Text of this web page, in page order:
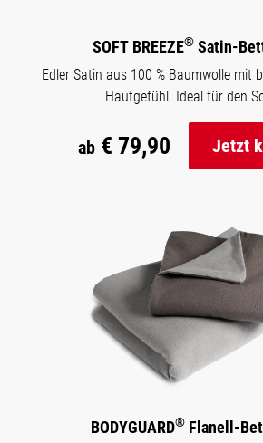
SOFT BREEZE®Satin-
Edler Satin aus 100 % Baumwolle mit
Hautgefühl. Ideal für den
ab € 79,90 Jetzt
BODYGUARD®Flanell-